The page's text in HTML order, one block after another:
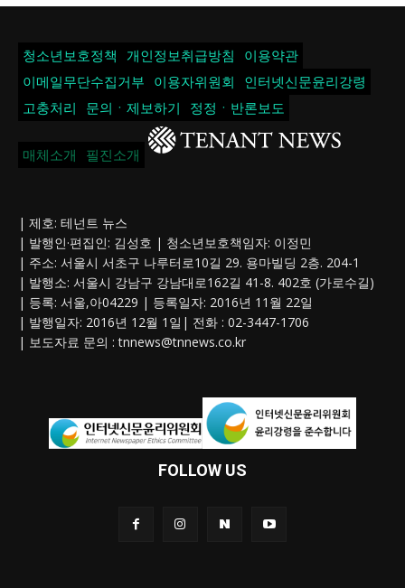
청소년보호정책 개인정보취급방침
이용약관
이메일무단수집거부
이용자위원회
인터넷신문윤리강령
고충처리
문의ㆍ제보하기 정정ㆍ반론보도
매체소개 필진소개
| 제호: 테넌트 뉴스
| 발행인·편집인: 김성호 | 청소년보호책임자: 이정민
| 주소: 서울시 서초구 나루터로10길 29. 용마빌딩 2층. 204-1
| 발행소: 서울시 강남구 강남대로162길 41-8. 402호 (가로수길)
| 등록: 서울,아04229 | 등록일자: 2016년 11월 22일
| 발행일자: 2016년 12월 1일| 전화 : 02-3447-1706
| 보도자료 문의 :tnnews@tnnews.co.kr
FOLLOW US